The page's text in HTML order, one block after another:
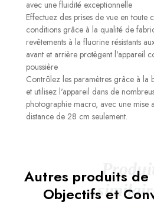
avec une fluidité exceptionnelle
Effectuez des prises de vue en toute
conditions grâce à la qualité de
revêtements à la fluorine résistants
avant et arrière protègent l'appareil
poussière
Contrôlez les paramètres grâce à
et utilisez l'appareil dans de
photographie macro, avec une mise
distance de 28 cm seulement.
Autres produits de
Objectifs et